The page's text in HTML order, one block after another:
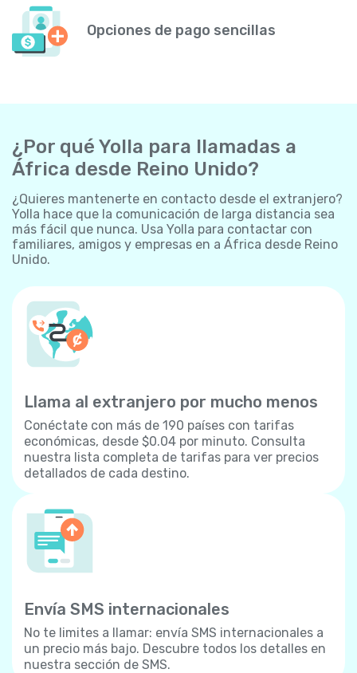
Opciones de pago sencillas
¿Por qué Yolla para llamadas a
África desde Reino Unido?
¿Quieres mantenerte en contacto desde el extranjero?
Yolla hace que la comunicación de larga distancia sea
más fácil que nunca. Usa Yolla para contactar con
familiares, amigos y empresas en a África desde Reino
Unido.
Llama al extranjero por mucho menos
Conéctate con más de 190 países con tarifas
económicas, desde $0.04 por minuto. Consulta
nuestra lista completa de tarifas para ver precios
detallados de cada destino.
Envía SMS internacionales
No te limites a llamar: envía SMS internacionales a
un precio más bajo. Descubre todos los detalles en
nuestra sección de SMS.